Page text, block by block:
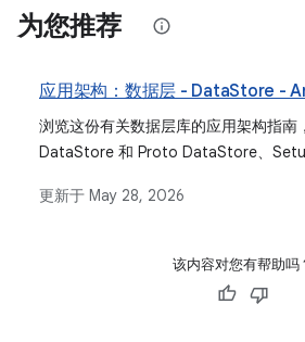
为您推荐
应用架构：数据层 - DataStore -
浏览这份有关数据层库的应用架构指
DataStore 和 Proto DataStore、
更新于 May 28, 2026
该内容对您有帮助吗